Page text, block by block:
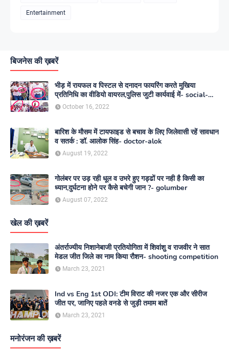
Entertainment
बिजनेस की ख़बरें
भीड़ में रायफल व पिस्टल से दनादन फायरिंग करते मुखिया
प्रतिनिधि का वीडियो वायरल,पुलिस जुटी कार्यवाई में- social-
media
October 16, 2022
बारिश के मौसम में टायफाइड से बचाव के लिए जिलेवासी रहें सावधान
व सतर्क : डॉ. आलोक सिंह- doctor-alok
August 19, 2022
गोलंबर पर उड़ रही धूल व उभरे हुए गड्ढों पर नही है किसी का
ध्यान,दुर्घटना होने पर कैसे बचेगी जान ?- golumber
August 07, 2022
खेल की ख़बरें
अंतर्राज्यीय निशानेबाजी प्रतियोगिता में शिवांशु व राजवीर ने सात
मेडल जीत जिले का नाम किया रौशन- shooting competition
March 23, 2021
Ind vs Eng 1st ODI: टीम विराट की नजर एक और सीरीज
जीत पर, जानिए पहले वनडे से जुड़ी तमाम बातें
March 23, 2021
मनोरंजन की ख़बरें